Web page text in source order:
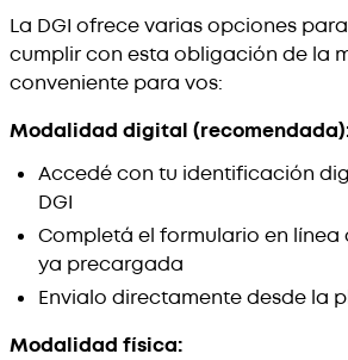
La DGI ofrece varias opciones
cumplir con esta obligación de la
conveniente para vos:
Modalidad digital
Accedé con tu identificación
DGI
Completá el formulario en
ya precargada
Envialo directamente desde la
Modalidad física: